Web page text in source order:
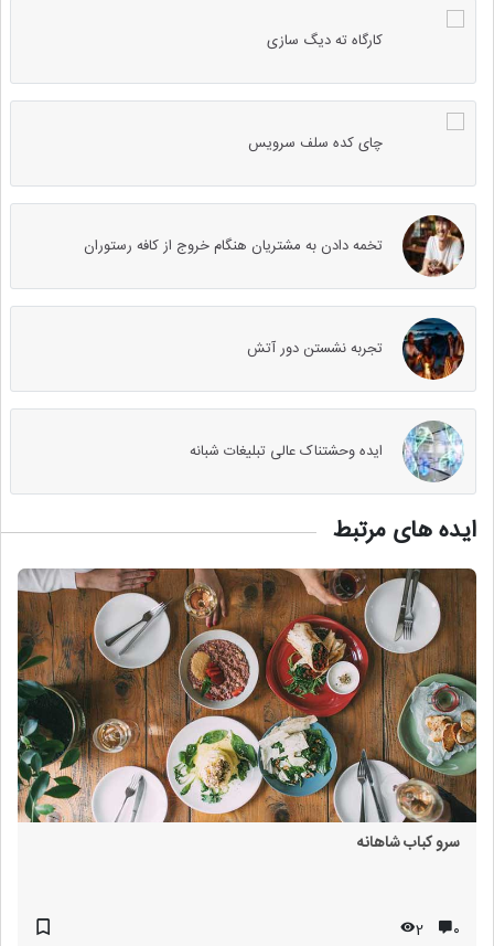
کارگاه ته دیگ سازی
چای کده سلف سرویس
تخمه دادن به مشتریان هنگام خروج از کافه رستوران
تجربه نشستن دور آتش
ایده وحشتناک عالی تبلیغات شبانه
ایده های مرتبط
سرو کباب شاهانه
۰ 2